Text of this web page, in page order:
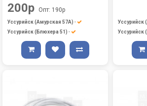
200р Опт: 190р
Уссурийск (Амурская 57А) -
Уссурийск (Блюхера 51) -
Уссурийск
Уссурийск